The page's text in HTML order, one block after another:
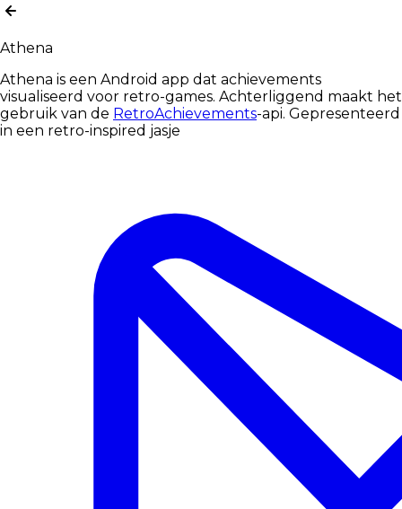
Athena
Athena is een Android app dat achievements
visualiseerd voor retro-games. Achterliggend maakt het
gebruik van de RetroAchievements-api. Gepresenteerd
in een retro-inspired jasje